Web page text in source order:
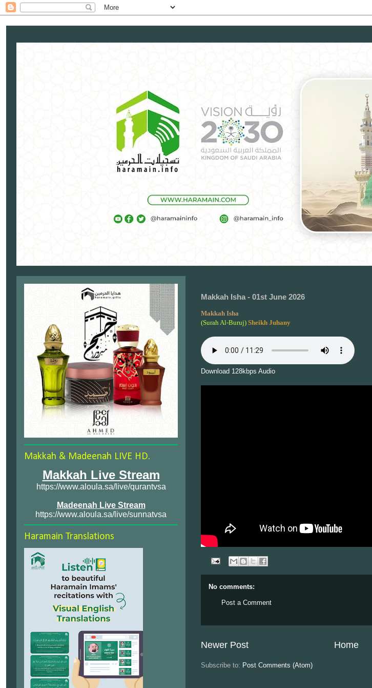
Makkah Isha - 01st June 2026
Makkah Isha
(Surah Al-Buruj) Sheikh Juhany
Download 128kbps Audio
No comments:
Post a Comment
Newer Post Home
Subscribe to: Post Comments (Atom)
Makkah & Madeenah LIVE HD.
Makkah Live Stream
https://www.aloula.sa/live/qurantvsa
Madeenah Live Stream
https://www.aloula.sa/live/sunnatvsa
Haramain Translations